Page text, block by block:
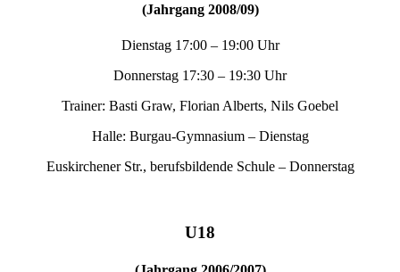
(Jahrgang 2008/09)
Dienstag 17:00 – 19:00 Uhr
Donnerstag 17:30 – 19:30 Uhr
Trainer: Basti Graw, Florian Alberts, Nils Goebel
Halle: Burgau-Gymnasium – Dienstag
Euskirchener Str., berufsbildende Schule – Donnerstag
U18